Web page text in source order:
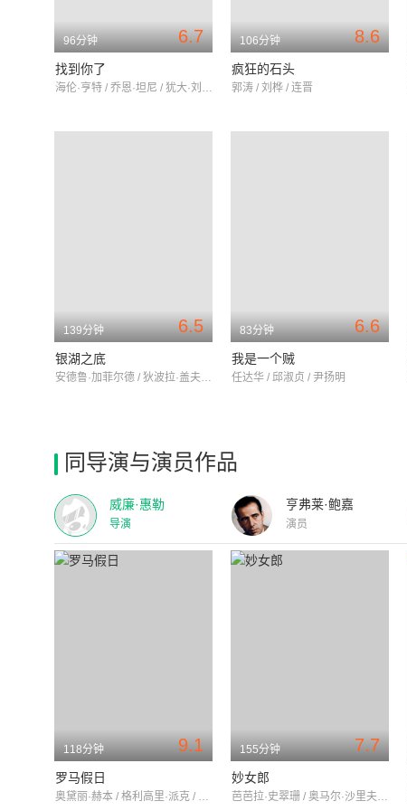
6.7
96分钟
找到你了
海伦·亨特 / 乔恩·坦尼 / 犹大·刘易斯
8.6
106分钟
疯狂的石头
郭涛 / 刘桦 / 连晋
6.5
139分钟
银湖之底
安德鲁·加菲尔德 / 狄波拉·盖夫娜 / 丽莉·吉欧
6.6
83分钟
我是一个贼
任达华 / 邱淑贞 / 尹扬明
同导演与演员作品
威廉·惠勒
导演
亨弗莱·鲍嘉
演员
9.1
118分钟
罗马假日
奥黛丽·赫本 / 格利高里·派克 / 埃迪·艾伯特
7.7
155分钟
妙女郎
芭芭拉·史翠珊 / 奥马尔·沙里夫 / 凯·梅德福